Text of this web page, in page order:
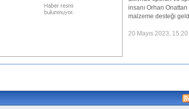
insanı Orhan Onattan Gazitepe İlköğretim Okuluna
malzeme desteği geldi.
[Devamını Oku...]